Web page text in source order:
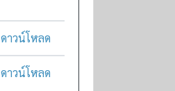
ดาวน์โหลด
ดาวน์โหลด